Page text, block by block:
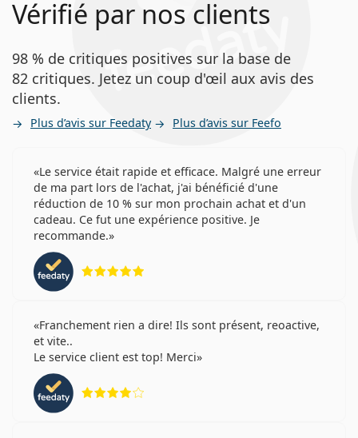
Vérifié par nos clients
98 % de critiques positives sur la base de
82 critiques. Jetez un coup d'œil aux avis des
clients.
Plus d’avis sur Feedaty Plus d’avis sur Feefo
Le service était rapide et efficace. Malgré une erreur
de ma part lors de l'achat, j'ai bénéficié d'une
réduction de 10 % sur mon prochain achat et d'un
cadeau. Ce fut une expérience positive. Je
recommande.
Franchement rien a dire! Ils sont présent, reoactive,
et vite..
Le service client est top! Merci